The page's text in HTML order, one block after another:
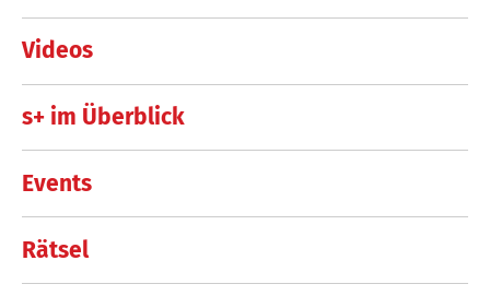
Videos
s+ im Überblick
Events
Rätsel